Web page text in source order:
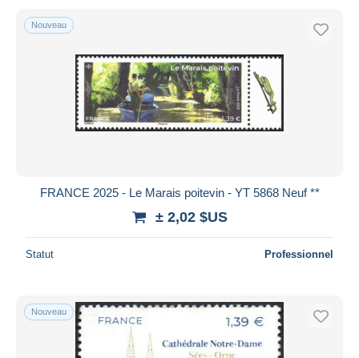
Nouveau
FRANCE 2025 - Le Marais poitevin - YT 5868 Neuf **
± 2,02 $US
Statut Professionnel
Nouveau